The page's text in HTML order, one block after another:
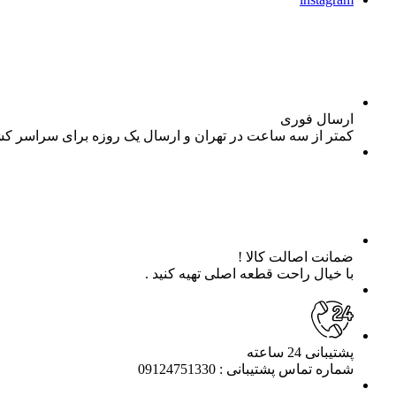
ارسال فوری
کمتر از سه ساعت در تهران و ارسال یک روزه برای سراسر
ضمانت اصالت کالا !
با خیال راحت قطعه اصلی تهیه کنید .
پشتیبانی 24 ساعته
شماره تماس پشتیبانی : 09124751330